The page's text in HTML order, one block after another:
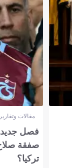
مقالات
فصل جديد
صفقة
تركيا؟